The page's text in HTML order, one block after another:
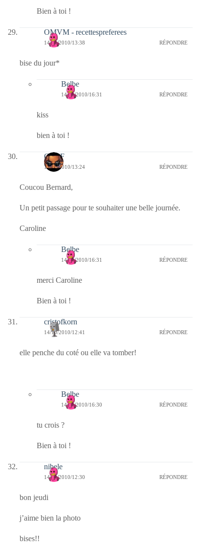
Bien à toi !
OMVM - recettespreferees
14/10/2010/13:38 RÉPONDRE
bise du jour*
Belbe
14/10/2010/16:31 RÉPONDRE
kiss
bien à toi !
CLDF
14/10/2010/13:24 RÉPONDRE
Coucou Bernard,
Un petit passage pour te souhaiter une belle journée.
Caroline
Belbe
14/10/2010/16:31 RÉPONDRE
merci Caroline
Bien à toi !
cristofkorn
14/10/2010/12:41 RÉPONDRE
elle penche du coté ou elle va tomber!
Belbe
14/10/2010/16:30 RÉPONDRE
tu crois ?
Bien à toi !
nibele
14/10/2010/12:30 RÉPONDRE
bon jeudi
j’aime bien la photo
bises!!